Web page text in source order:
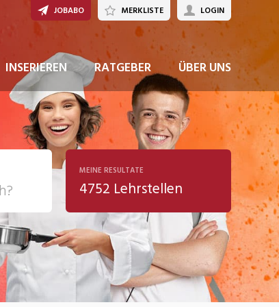
INSERIEREN RATGEBER ÜBER UNS
JOBABO MERKLISTE LOGIN
MEINE RESULTATE
4752 Lehrstellen
JETZT BEWERBEN